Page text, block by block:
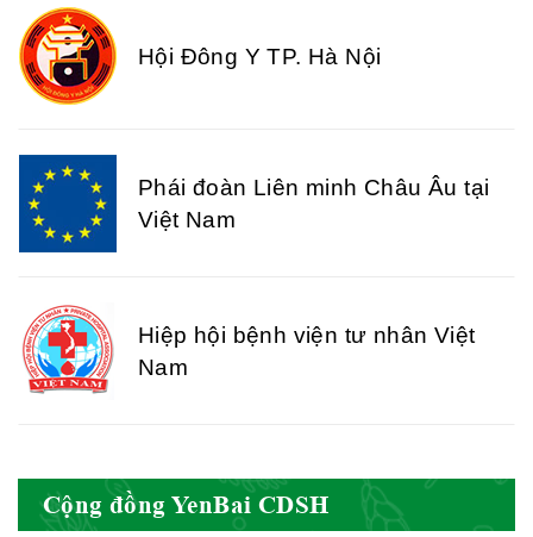
Hội Đông Y TP. Hà Nội
Phái đoàn Liên minh Châu Âu tại
Việt Nam
Hiệp hội bệnh viện tư nhân Việt
Nam
Cục quản lý y dược cổ truyền -
BYT
Cộng đồng YenBai CDSH